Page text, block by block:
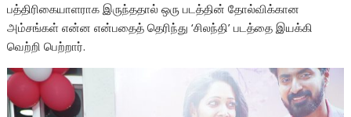
பத்திரிகையாளராக இருந்ததால் ஒரு படத்தின் தோல்விக்கான
அம்சங்கள் என்ன என்பதைத் தெரிந்து ‘சிலந்தி’ படத்தை இயக்கி
வெற்றி பெற்றார்.